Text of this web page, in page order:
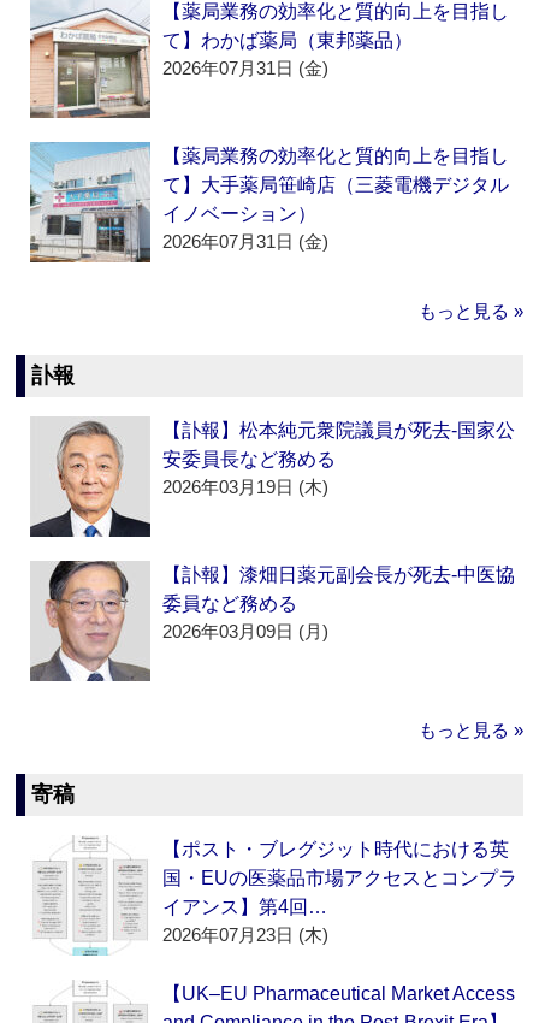
【薬局業務の効率化と質的向上を目指し
て】わかば薬局（東邦薬品）
2026年07月31日 (金)
【薬局業務の効率化と質的向上を目指し
て】大手薬局笹崎店（三菱電機デジタル
イノベーション）
2026年07月31日 (金)
もっと見る »
訃報
【訃報】松本純元衆院議員が死去‐国家公
安委員長など務める
2026年03月19日 (木)
【訃報】漆畑日薬元副会長が死去‐中医協
委員など務める
2026年03月09日 (月)
もっと見る »
寄稿
【ポスト・ブレグジット時代における英
国・EUの医薬品市場アクセスとコンプラ
イアンス】第4回…
2026年07月23日 (木)
【UK–EU Pharmaceutical Market Access